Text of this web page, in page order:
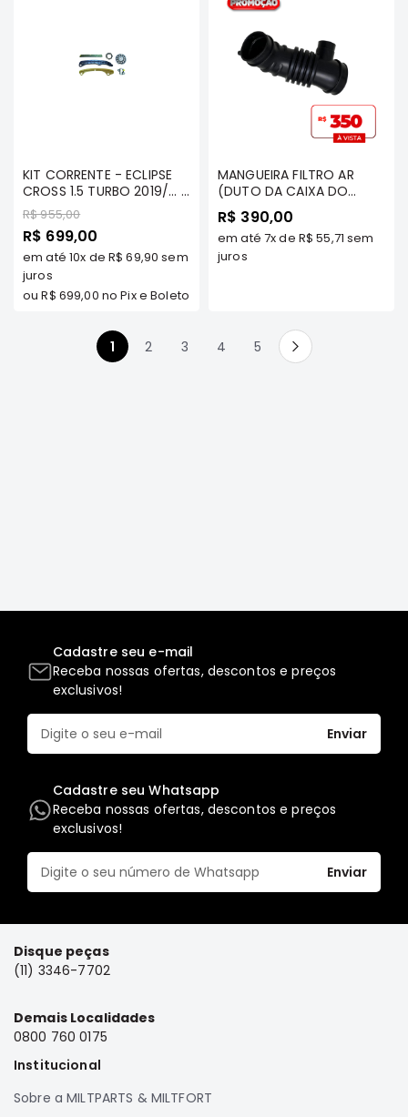
CONTITECH
FRONTIER
WILLTEC
L200
Triton
e
Dakar
Pajero
Pajero
Airtrek
Grandis
KIT CORRENTE - ECLIPSE
CROSS 1.5 TURBO 2019/... -
TECNOPART - KTC-4B40
TP
Preço
R$ 955,00
Preço
Especial
R$ 699,00
em até 10x de R$ 69,90 sem
juros
ouR$ 699,00 no Pix e Boleto
MANGUEIRA FILTRO AR
(DUTO DA CAIXA DO
FILTO AR) - TRITON 3.5 V6
FLEX OU GASOLINA TDS/
DAKAR 3.5 V6 FLEX OU
GASOLINA TDS -
R$ 390,00
em até 7xde R$ 55,71 sem
juros
Você esta lendo a pagina
1 Página
2 Página
3 Página
4 Página
5 Página
Próximo
Cadastre seu e-mail
Receba nossas ofertas, descontos e preços
exclusivos!
Enviar
Cadastre seu Whatsapp
Receba nossas ofertas, descontos e preços
exclusivos!
Enviar
Disque peças
(11) 3346-7702
Demais Localidades
0800 760 0175
Institucional
Sobre a MILTPARTS & MILTFORT